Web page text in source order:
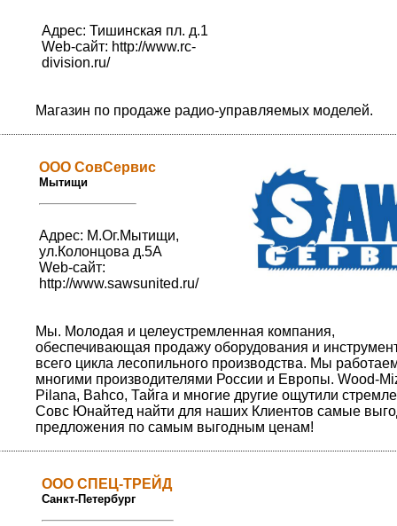
Адрес: Тишинская пл. д.1
Web-сайт: http://www.rc-
division.ru/
Магазин по продаже радио-управляемых моделей.
ООО СовСервис
Мытищи
Адрес: М.Ог.Мытищи,
ул.Колонцова д.5А
Web-сайт:
http://www.sawsunited.ru/
Мы. Молодая и целеустремленная компания,
обеспечивающая продажу оборудования и
всего цикла лесопильного производства. Мы
многими производителями России и Европы. Wood-
Pilana, Bahco, Тайга и многие другие ощутили
Совс Юнайтед найти для наших Клиентов самые
предложения по самым выгодным ценам!
ООО СПЕЦ-ТРЕЙД
Санкт-Петербург